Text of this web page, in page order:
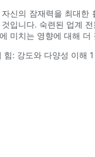
신의 잠재력을 최대
입니다. 숙련된 업계
미치는 영향에 대해 더